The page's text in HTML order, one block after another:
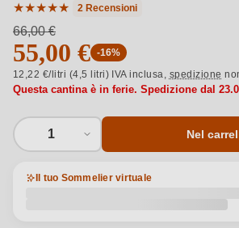
★★★★★
Valutazione media di 5 su 5 stelle
2 Recensioni
66,00 €
55,00 € -16%
12,22 €/litri (4,5 litri) IVA inclusa, spedizione
Questa cantina è in ferie. Spedizione dal
1 Nel
Il tuo Sommelier virtuale